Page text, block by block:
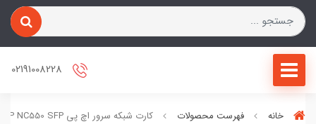
خانه فهرست محصولات کارت شبکه سرور اچ پی HP NC550 SFP